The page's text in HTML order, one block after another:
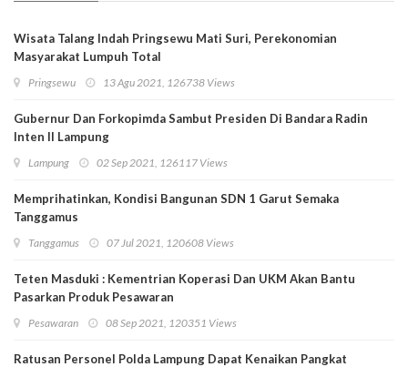
Wisata Talang Indah Pringsewu Mati Suri, Perekonomian
Masyarakat Lumpuh Total
Pringsewu 13 Agu 2021, 126738 Views
Gubernur Dan Forkopimda Sambut Presiden Di Bandara Radin
Inten II Lampung
Lampung 02 Sep 2021, 126117 Views
Memprihatinkan, Kondisi Bangunan SDN 1 Garut Semaka
Tanggamus
Tanggamus 07 Jul 2021, 120608 Views
Teten Masduki : Kementrian Koperasi Dan UKM Akan Bantu
Pasarkan Produk Pesawaran
Pesawaran 08 Sep 2021, 120351 Views
Ratusan Personel Polda Lampung Dapat Kenaikan Pangkat